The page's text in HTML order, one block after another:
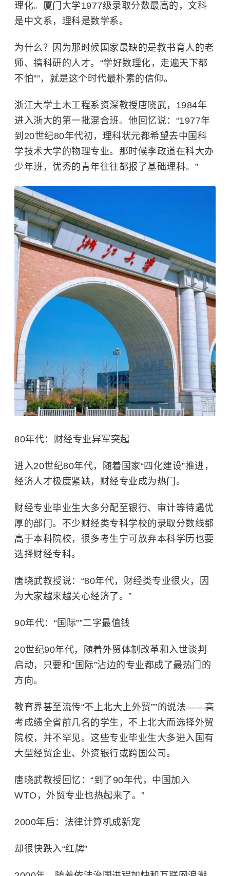
理化。厦门大学1977级录取分数最高的，文科
是中文系，理科是数学系。
为什么？因为那时候国家最缺的是教书育人的老
师、搞科研的人才。“学好数理化，走遍天下都
不怕””，就是这个时代最朴素的信仰。
浙江大学土木工程系资深教授唐晓武，1984年
进入浙大的第一批混合班。他回忆说：“1977年
到20世纪80年代初，理科状元都希望去中国科
学技术大学的物理专业。那时候李政道在科大办
少年班，优秀的青年往往都报了基础理科。”
80年代：财经专业异军突起
进入20世纪80年代，随着国家“四化建设”推进，
经济人才极度紧缺，财经专业成为热门。
财经专业毕业生大多分配至银行、审计等待遇优
厚的部门。不少财经类专科学校的录取分数线都
高于本科院校，很多考生宁可放弃本科学历也要
选择财经专科。
唐晓武教授说：“80年代，财经类专业很火，因
为大家越来越关心经济了。”
90年代：“国际””二字最值钱
20世纪90年代，随着外贸体制改革和入世谈判
启动，只要和“国际”沾边的专业都成了最热门的
方向。
教育界甚至流传“不上北大上外贸””的说法——高
考成绩全省前几名的学生，不上北大而选择外贸
院校，并不罕见。这些专业毕业生大多进入国有
大型经贸企业、外资银行或跨国公司。
唐晓武教授回忆：“到了90年代，中国加入
WTO，外贸专业也热起来了。”
2000年后：法律计算机成新宠
却很快跌入“红牌”